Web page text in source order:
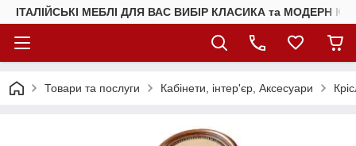
ІТАЛІЙСЬКІ МЕБЛІ ДЛЯ ВАС ВИБІР КЛАСИКА та МОДЕРН
Товари та послуги Кабінети, інтер'єр, Аксесуари